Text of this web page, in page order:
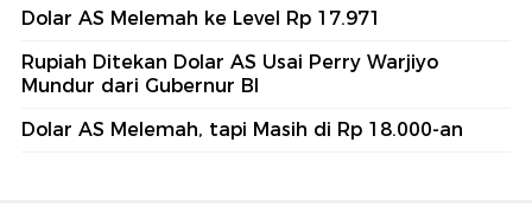
Dolar AS Melemah ke Level Rp 17.971
Rupiah Ditekan Dolar AS Usai Perry Warjiyo
Mundur dari Gubernur BI
Dolar AS Melemah, tapi Masih di Rp 18.000-an